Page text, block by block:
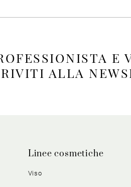
ALLA
Linee cosmetiche
Viso